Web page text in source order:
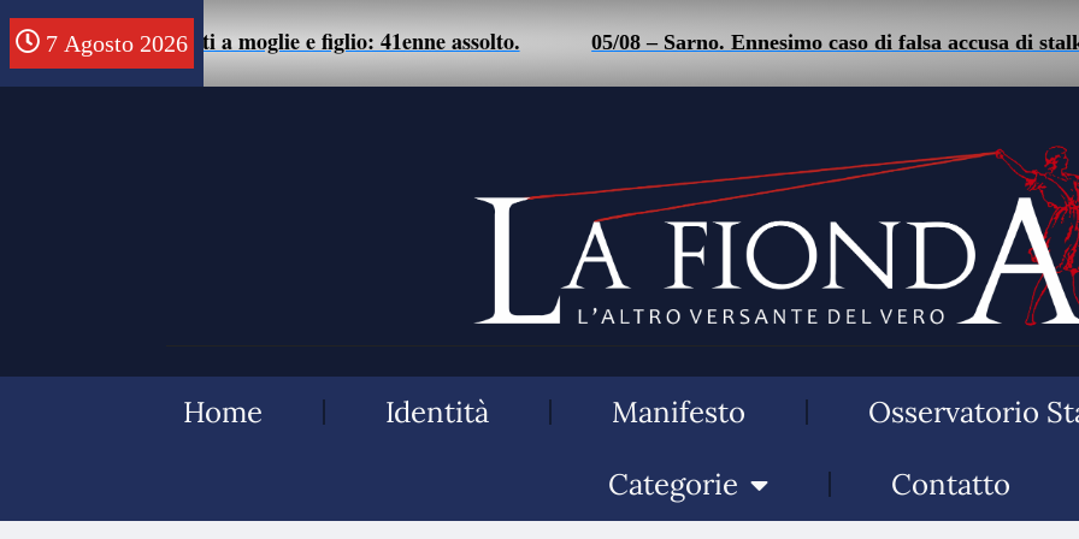
7 Agosto 2026
a moglie e figlio: 41enne assolto. 05/08 – Sarno. Ennesimo caso di falsa accusa di stalking: uomo
Home Identità Manifesto Osservatorio
Categorie
Contatto